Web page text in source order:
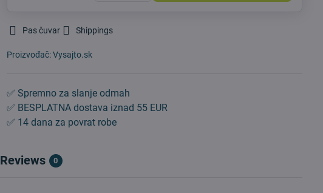
Pas čuvar Shippings
Proizvođač:Vysajto.sk
✅ Spremno za slanje odmah
✅ BESPLATNA dostava iznad 55 EUR
✅ 14 dana za povrat robe
Reviews 0